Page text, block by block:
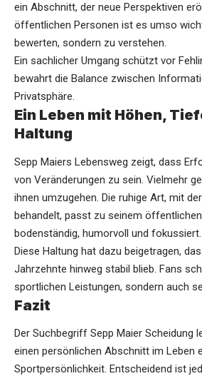
ein Abschnitt, der neue Perspektiven
öffentlichen Personen ist es umso
bewerten, sondern zu verstehen.
Ein sachlicher Umgang schützt vor
bewahrt die Balance zwischen
Privatsphäre.
Ein Leben mit Höhen,
Haltung
Sepp Maiers Lebensweg zeigt, dass
von Veränderungen zu sein. Vielmehr
ihnen umzugehen. Die ruhige Art, mit
behandelt, passt zu seinem
bodenständig, humorvoll und fokussiert.
Diese Haltung hat dazu beigetragen,
Jahrzehnte hinweg stabil blieb. Fans
sportlichen Leistungen, sondern auch
Fazit
Der Suchbegriff Sepp Maier Scheidung
einen persönlichen Abschnitt im Leben
Sportpersönlichkeit. Entscheidend ist